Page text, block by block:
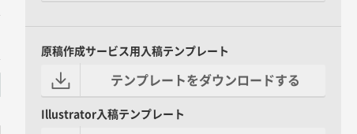
原稿作成サービス用入稿テンプレート
テンプレートをダウンロードする
Illustrator入稿テンプレート